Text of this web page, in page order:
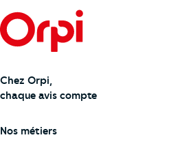
Chez Orpi,
chaque avis compte
Nos métiers